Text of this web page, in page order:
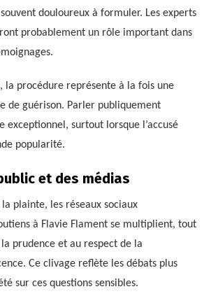
douloureux à formuler. Les experts
probablement un rôle important dans
la procédure représente à la fois une
de guérison. Parler publiquement
exceptionnel, surtout lorsque l’accusé
popularité.
et des médias
la plainte, les réseaux sociaux
à Flavie Flament se multiplient, tout
prudence et au respect de la
Ce clivage reflète les débats plus
sur ces questions sensibles.